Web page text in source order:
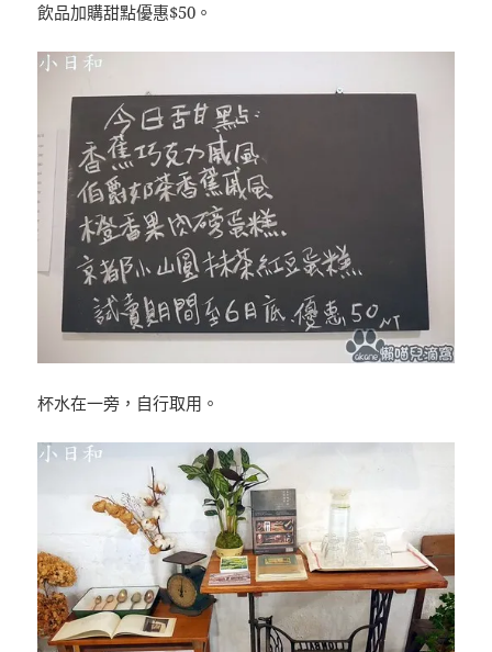
飲品加購甜點優惠$50。
杯水在一旁，自行取用。